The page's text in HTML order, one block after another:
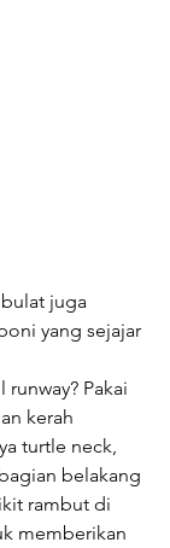
juga
yang sejajar
Pakai
kerah
turtle neck,
belakang
rambut di
memberikan